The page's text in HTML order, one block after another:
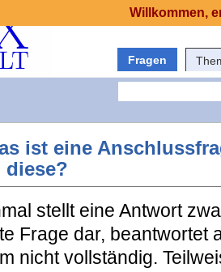
Fragen
ist eine
diese?
stellt eine Antwort
Frage dar, beantwortet
nicht vollständig.
Willkommen,